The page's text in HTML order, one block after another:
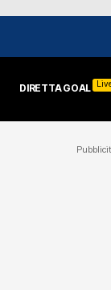
DIRETTA GOAL